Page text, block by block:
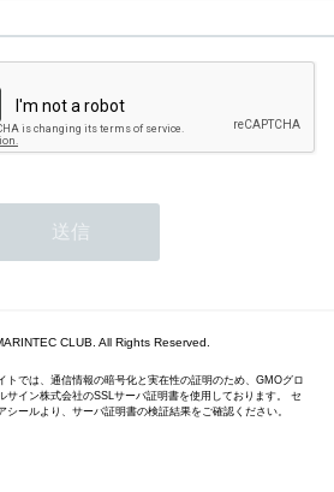
CLUB. All Rights Reserved.
トでは、通信情報の暗号化と実在性の証明のため、GMOグロ
サイン株式会社のSSLサーバ証明書を使用しております。 セ
シールより、サーバ証明書の検証結果をご確認ください。